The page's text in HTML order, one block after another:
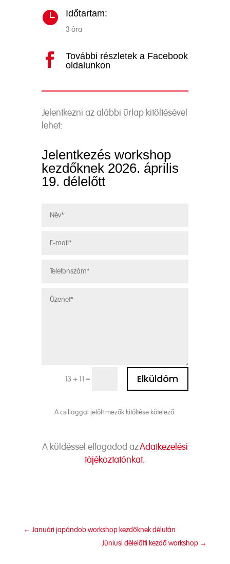
 Időtartam:
3 óra

További részletek a Facebook
oldalunkon
Jelentkezni az alábbi űrlap kitöltésével
lehet:
Jelentkezés workshop
kezdőknek 2026. április
19. délelőtt
13 + 11 = Elküldöm
Alternative:
A csillaggal jelölt mezők kitöltése kötelező.
A küldéssel elfogadod azAdatkezelési
tájékoztatónkat.
← Januári japándob workshop kezdőknek délután
Júniusi délelőtti kezdő workshop →